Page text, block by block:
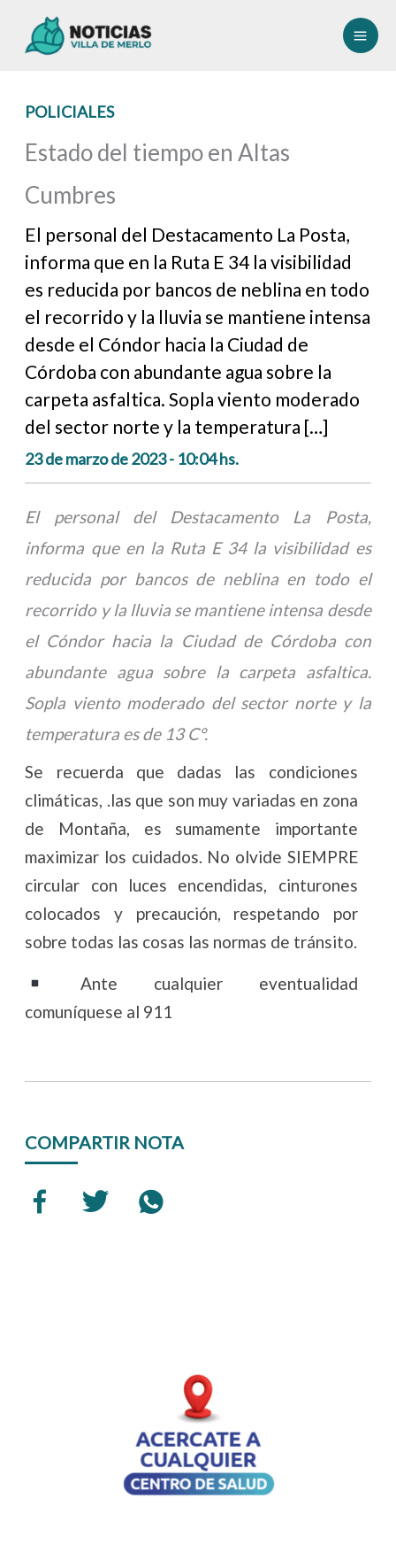
POLICIALES
Estado del tiempo en Altas
Cumbres
El personal del Destacamento La Posta,
informa que en la Ruta E 34 la visibilidad
es reducida por bancos de neblina en todo
el recorrido y la lluvia se mantiene intensa
desde el Cóndor hacia la Ciudad de
Córdoba con abundante agua sobre la
carpeta asfaltica. Sopla viento moderado
del sector norte y la temperatura […]
23 de marzo de 2023 - 10:04 hs.
El personal del Destacamento La Posta,
informa que en la Ruta E 34 la visibilidad es
reducida por bancos de neblina en todo el
recorrido y la lluvia se mantiene intensa desde
el Cóndor hacia la Ciudad de Córdoba con
abundante agua sobre la carpeta asfaltica.
Sopla viento moderado del sector norte y la
temperatura es de 13 C°.
Se recuerda que dadas las condiciones
climáticas, .las que son muy variadas en zona
de Montaña, es sumamente importante
maximizar los cuidados. No olvide SIEMPRE
circular con luces encendidas, cinturones
colocados y precaución, respetando por
sobre todas las cosas las normas de tránsito.
Ante cualquier eventualidad
comuníquese al 911
COMPARTIR NOTA